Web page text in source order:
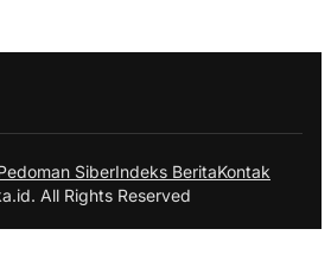
SiberIndeks BeritaKontak
All Rights Reserved